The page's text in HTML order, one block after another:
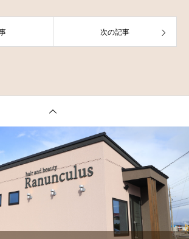
次の記事